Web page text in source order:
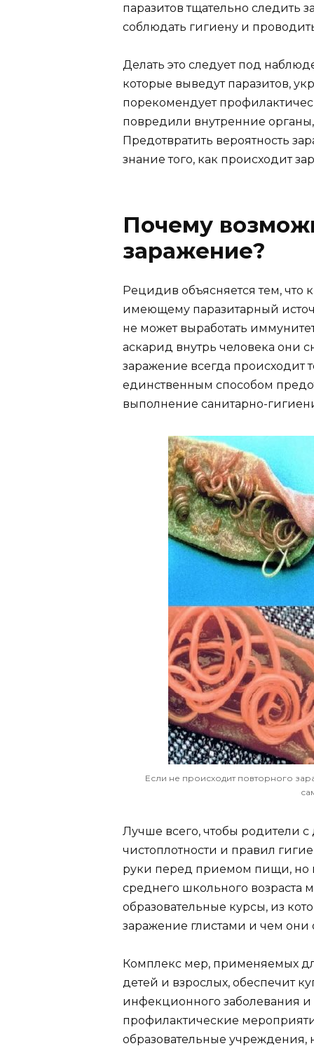
паразитов тщательно следить
соблюдать гигиену и
Делать это следует под
которые выведут паразитов,
порекомендует
повредили внутренние
Предотвратить вероятность
знание того, как происходит
Почему
заражение?
Рецидив объясняется тем, что
имеющему паразитарный
не может выработать
аскарид внутрь человека они
заражение всегда происходит
единственным способом
выполнение санитарно-
Если не происходит повторного
Лучше всего, чтобы родители
чистоплотности и правил
руки перед приемом пищи, но
среднего школьного возраста
образовательные курсы, из
заражение глистами и чем они
Комплекс мер, применяемых
детей и взрослых, обеспечит
инфекционного заболевания
профилактические
образовательные